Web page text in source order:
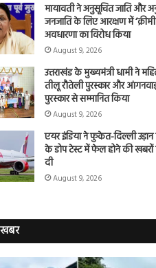
मायावती ने अनुसूचित जाति और
जनजाति के लिए आरक्षण में
अवधारणा का विरोध किया
August 9, 2026
उत्तराखंड के मुख्यमंत्री धामी ने
तीलू रौतेली पुरस्कार और
पुरस्कार से सम्मानित किया
August 9, 2026
एयर इंडिया ने फुकेत-दिल्ली
के डोप टेस्ट में फेल होने की खबरों
दी
August 9, 2026